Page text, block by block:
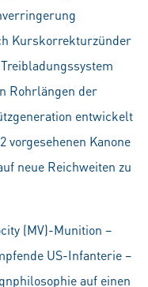
Kurskorrekturzünder
Rohrlängen der
entwickelt
vorgesehenen Kanone
neue Reichweiten zu
(MV)-Munition –
US-Infanterie –
auf einen